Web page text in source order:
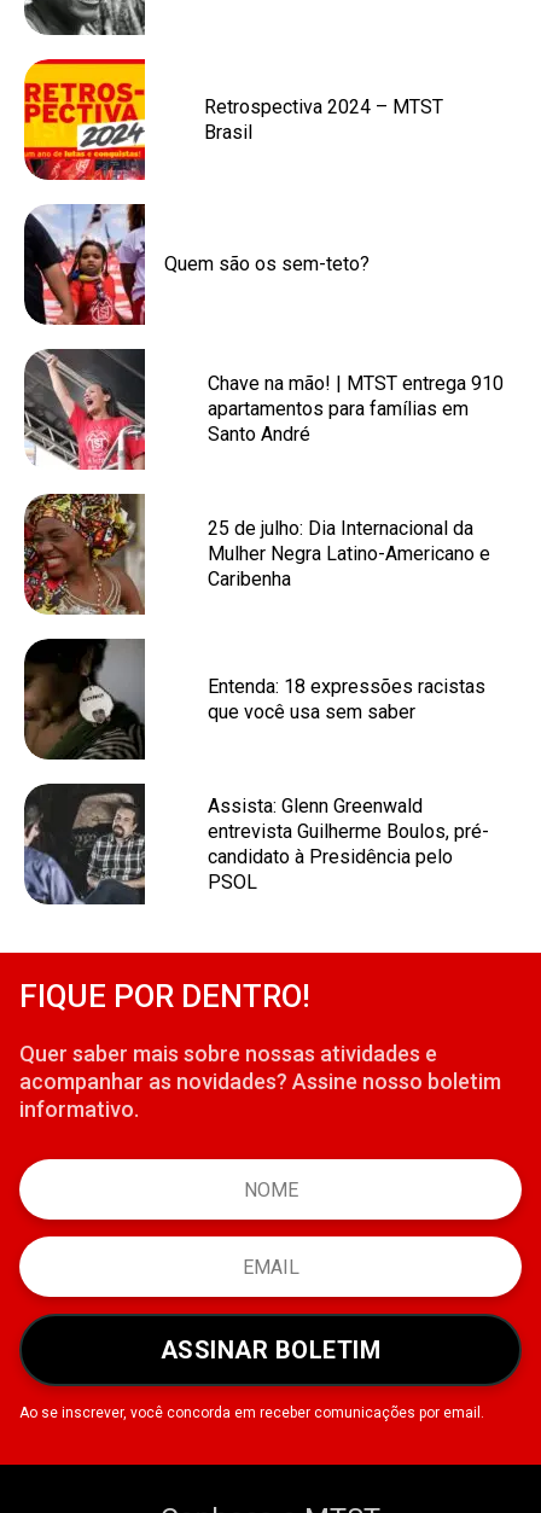
Retrospectiva 2024 – MTST
Brasil
Quem são os sem-teto?
Chave na mão! | MTST entrega 910
apartamentos para famílias em
Santo André
25 de julho: Dia Internacional da
Mulher Negra Latino-Americano e
Caribenha
Entenda: 18 expressões racistas
que você usa sem saber
Assista: Glenn Greenwald
entrevista Guilherme Boulos, pré-
candidato à Presidência pelo
PSOL
FIQUE POR DENTRO!
Quer saber mais sobre nossas atividades e
acompanhar as novidades? Assine nosso boletim
informativo.
ASSINAR BOLETIM
Ao se inscrever, você concorda em receber comunicações por email.